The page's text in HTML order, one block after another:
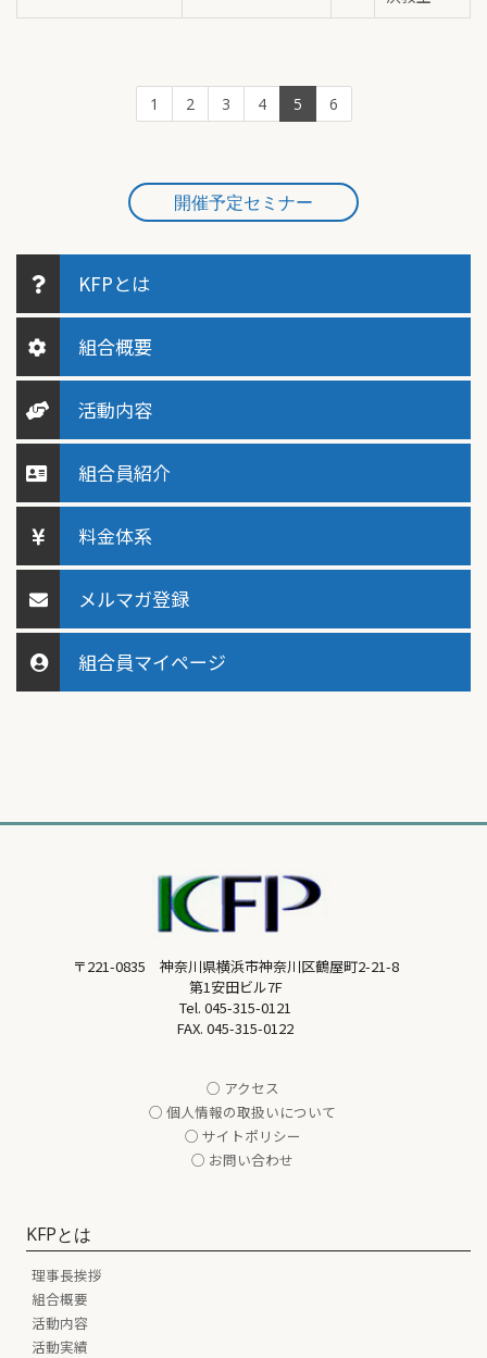
1 2 3 4 5 6
開催予定セミナー
KFPとは
組合概要
活動内容
組合員紹介
料金体系
メルマガ登録
組合員マイページ
〒221-0835 神奈川県横浜市神奈川区鶴屋町2-21-8
第1安田ビル7F
Tel. 045-315-0121
FAX. 045-315-0122
○ アクセス
○ 個人情報の取扱いについて
○ サイトポリシー
○ お問い合わせ
KFPとは
理事長挨拶
組合概要
活動内容
活動実績